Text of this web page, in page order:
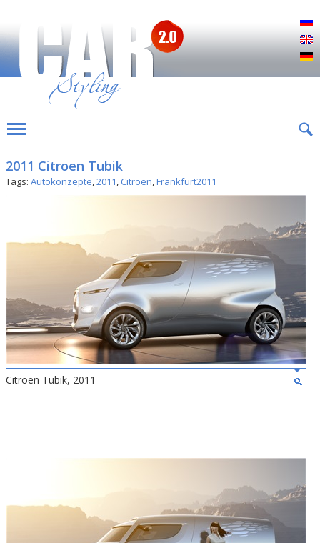
2011 Citroen Tubik
Tags: Autokonzepte,2011, Citroen,Frankfurt2011
Citroen Tubik, 2011